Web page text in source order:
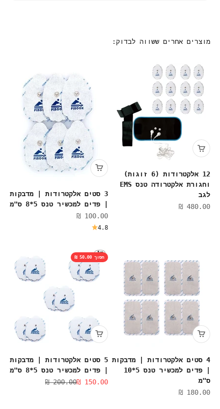
מוצרים אחרים ששווה לבדוק:
12 אלקטרודות (6 זוגות)
וחגורת אלקטרודה טנס EMS
לגב
מחיר מבצע
480.00 ₪
3 סטים אלקטרודות | מדבקות
| פדים למכשיר טנס 5*8 ס"מ
מחיר מבצע
100.00 ₪
4.8
4 סטים אלקטרודות | מדבקות
| פדים למכשיר טנס 5*10
ס"מ
מחיר מבצע
180.00 ₪
חסוך 50.00 ₪
5 סטים אלקטרודות | מדבקות
| פדים למכשיר טנס 5*8 ס"מ
מחיר מבצע
150.00 ₪ מחיר רגיל
200.00 ₪